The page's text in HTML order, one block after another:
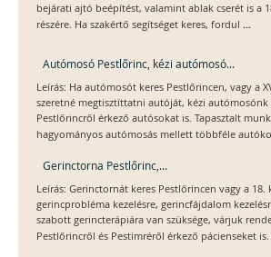
bejárati ajtó beépítést, valamint ablak cserét is a
részére. Ha szakértő segítséget keres, fordul ...
Autómosó Pestlőrinc, kézi autómosó...
Leírás: Ha autómosót keres Pestlőrincen, vagy a
szeretné megtisztíttatni autóját, kézi autómosónk
Pestlőrincről érkező autósokat is. Tapasztalt
hagyományos autómosás mellett többféle
Gerinctorna Pestlőrinc,...
Leírás: Gerinctornát keres Pestlőrincen vagy a 18.
gerincprobléma kezelésre, gerincfájdalom
szabott gerincterápiára van szüksége, várjuk
Pestlőrincről és Pestimréről érkező pácienseket